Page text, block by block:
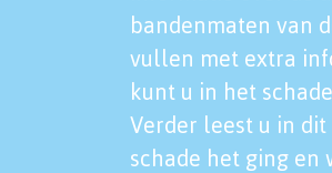
bandenmaten van
vullen met extra
kunt u in het
Verder leest u in
schade het ging en